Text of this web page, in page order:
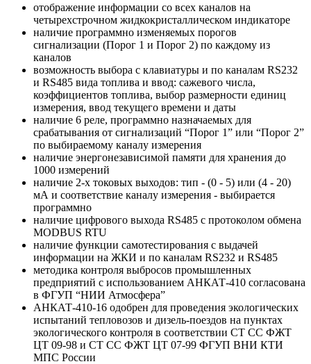
отображение информации со всех каналов на
четырехстрочном жидкокристаллическом индикаторе
наличие программно изменяемых порогов
сигнализации (Порог 1 и Порог 2) по каждому из
каналов
возможность выбора с клавиатуры и по каналам RS232
и RS485 вида топлива и ввод: сажевого числа,
коэффициентов топлива, выбор размерности единиц
измерения, ввод текущего времени и даты
наличие 6 реле, программно назначаемых для
срабатывания от сигнализаций “Порог 1” или “Порог 2”
по выбираемому каналу измерения
наличие энергонезависимой памяти для хранения до
1000 измерений
наличие 2-х токовых выходов: тип - (0 - 5) или (4 - 20)
мА и соответствие каналу измерения - выбирается
программно
наличие цифрового выхода RS485 с протоколом обмена
MODBUS RTU
наличие функции самотестирования с выдачей
информации на ЖКИ и по каналам RS232 и RS485
методика контроля выбросов промышленных
предприятий с использованием АНКАТ-410 согласована
в ФГУП “НИИ Атмосфера”
АНКАТ-410-16 одобрен для проведения экологических
испытаний тепловозов и дизель-поездов на пунктах
экологического контроля в соответствии СТ СС ФЖТ
ЦТ 09-98 и СТ СС ФЖТ ЦТ 07-99 ФГУП ВНИ КТИ
МПС России